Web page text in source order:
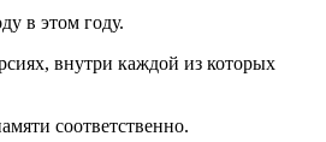
в этом году.
внутри каждой из которых
соответственно.